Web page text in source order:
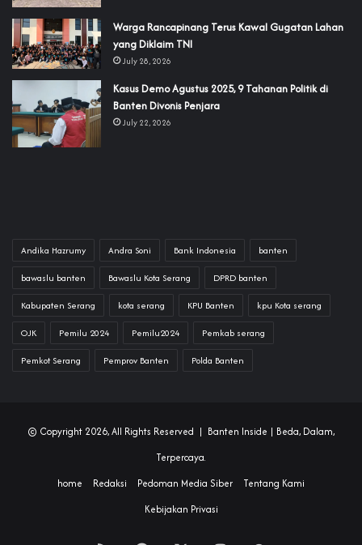
‎Warga Rancapinang Terus Kawal Gugatan Lahan
yang Diklaim TNI‎‎
July 28, 2026
‎Kasus Demo Agustus 2025, 9 Tahanan Politik di
Banten Divonis Penjara
July 22, 2026
Andika Hazrumy Andra Soni Bank Indonesia banten
bawaslu banten Bawaslu Kota Serang DPRD banten
Kabupaten Serang kota serang KPU Banten kpu Kota serang
OJK Pemilu 2024 Pemilu2024 Pemkab serang
Pemkot Serang Pemprov Banten Polda Banten
© Copyright 2026, All Rights Reserved | Banten Inside | Beda, Dalam,
Terpercaya.
home
Redaksi Pedoman Media Siber
Tentang Kami
Kebijakan Privasi